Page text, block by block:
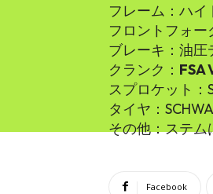
フレーム：ハイ
フロントフォー
ブレーキ：油圧
クランク： FSA
スプロケット：
タイヤ：
その他：ステム
Facebook